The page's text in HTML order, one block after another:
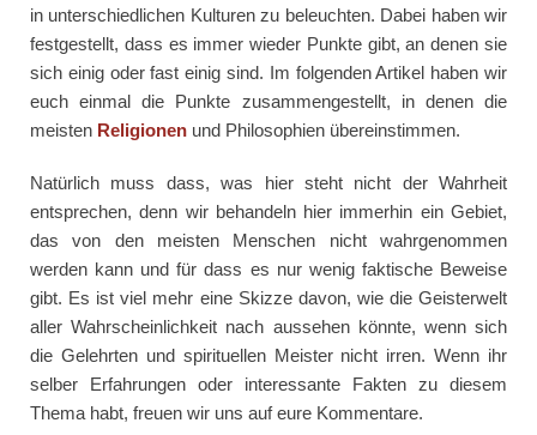
in unterschiedlichen Kulturen zu beleuchten. Dabei haben wir
festgestellt, dass es immer wieder Punkte gibt, an denen sie
sich einig oder fast einig sind. Im folgenden Artikel haben wir
euch einmal die Punkte zusammengestellt, in denen die
meisten Religionen und Philosophien übereinstimmen.
Natürlich muss dass, was hier steht nicht der Wahrheit
entsprechen, denn wir behandeln hier immerhin ein Gebiet,
das von den meisten Menschen nicht wahrgenommen
werden kann und für dass es nur wenig faktische Beweise
gibt. Es ist viel mehr eine Skizze davon, wie die Geisterwelt
aller Wahrscheinlichkeit nach aussehen könnte, wenn sich
die Gelehrten und spirituellen Meister nicht irren. Wenn ihr
selber Erfahrungen oder interessante Fakten zu diesem
Thema habt, freuen wir uns auf eure Kommentare.